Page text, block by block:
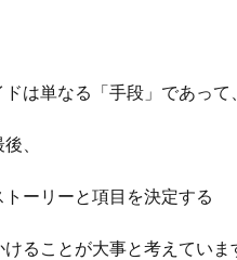
は単なる「手段」であって
、
ーリーと項目を決定する
けることが大事と考えていま